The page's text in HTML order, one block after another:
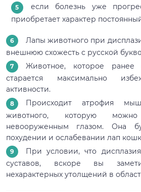
если болезнь уже
приобретает характер
Лапы животного при
внешнюю схожесть с русской
Животное, которое ранее
старается максимально
активности.
Происходит атрофия
животного, которую
невооруженным глазом. Она
похудении и ослабевании лап
При условии, что
суставов, вскоре вы
нехарактерных утолщений в